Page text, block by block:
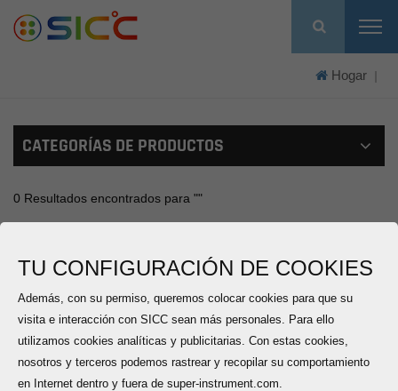
TU CONFIGURACIÓN DE COOKIES
Además, con su permiso, queremos colocar cookies para que su
visita e interacción con SICC sean más personales. Para ello
utilizamos cookies analíticas y publicitarias. Con estas cookies,
nosotros y terceros podemos rastrear y recopilar su comportamiento
en Internet dentro y fuera de super-instrument.com.
Hogar |
CATEGORÍAS DE PRODUCTOS
0 Resultados encontrados para ""
palabras clave de búsqueda.
No520, Wangjiang Road,Hefei,China